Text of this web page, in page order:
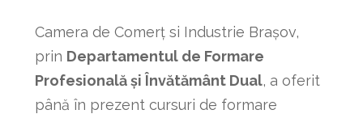
Camera de Comerț si Industrie Brașov,
prin Departamentul de Formare
Profesională și Învătământ Dual, a oferit
până în prezent cursuri de formare